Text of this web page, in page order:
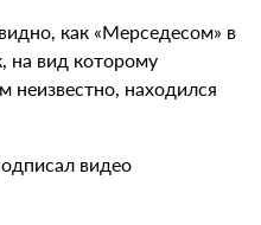
как «Мерседесом» в
на вид которому
неизвестно, находился
видео